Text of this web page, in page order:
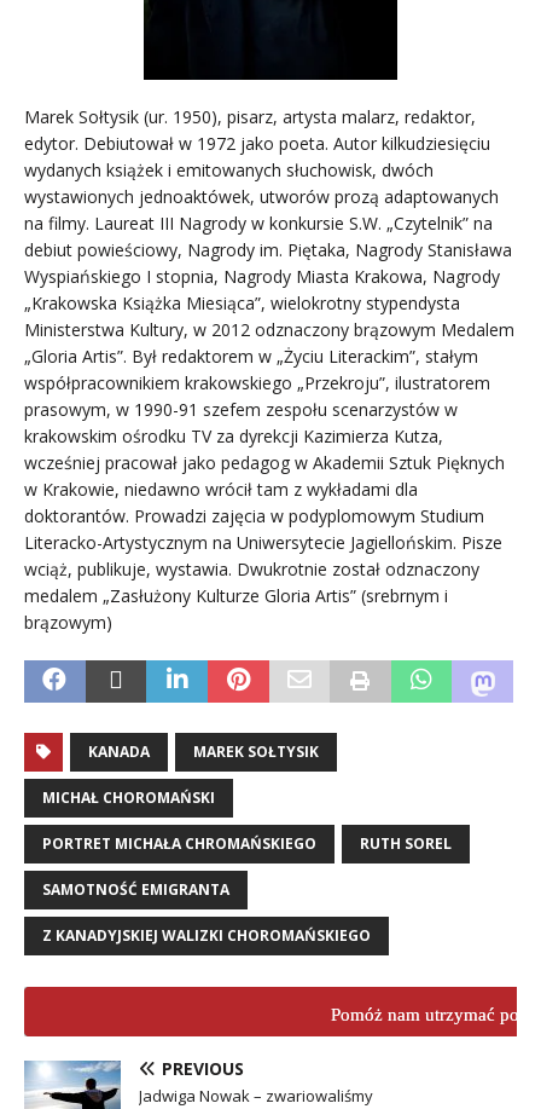
Marek Sołtysik (ur. 1950), pisarz, artysta malarz, redaktor,
edytor. Debiutował w 1972 jako poeta. Autor kilkudziesięciu
wydanych książek i emitowanych słuchowisk, dwóch
wystawionych jednoaktówek, utworów prozą adaptowanych
na filmy. Laureat III Nagrody w konkursie S.W. „Czytelnik” na
debiut powieściowy, Nagrody im. Piętaka, Nagrody Stanisława
Wyspiańskiego I stopnia, Nagrody Miasta Krakowa, Nagrody
„Krakowska Książka Miesiąca”, wielokrotny stypendysta
Ministerstwa Kultury, w 2012 odznaczony brązowym Medalem
„Gloria Artis”. Był redaktorem w „Życiu Literackim”, stałym
współpracownikiem krakowskiego „Przekroju”, ilustratorem
prasowym, w 1990-91 szefem zespołu scenarzystów w
krakowskim ośrodku TV za dyrekcji Kazimierza Kutza,
wcześniej pracował jako pedagog w Akademii Sztuk Pięknych
w Krakowie, niedawno wrócił tam z wykładami dla
doktorantów. Prowadzi zajęcia w podyplomowym Studium
Literacko-Artystycznym na Uniwersytecie Jagiellońskim. Pisze
wciąż, publikuje, wystawia. Dwukrotnie został odznaczony
medalem „Zasłużony Kulturze Gloria Artis” (srebrnym i
brązowym)
KANADA MAREK SOŁTYSIK
MICHAŁ CHOROMAŃSKI
PORTRET MICHAŁA CHROMAŃSKIEGO RUTH SOREL
SAMOTNOŚĆ EMIGRANTA
Z KANADYJSKIEJ WALIZKI CHOROMAŃSKIEGO
Pomóż nam utrzymać
PREVIOUS
Jadwiga Nowak – zwariowaliśmy